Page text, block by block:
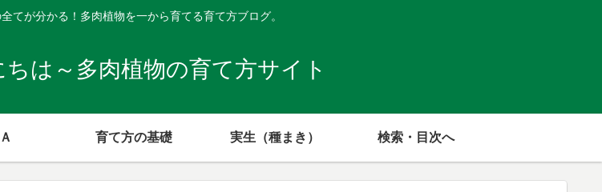
てが分かる！多肉植物を一から育てる育て方ブログ。
は～多肉植物の育て方サイト
育て方の基礎 実生（種まき） 検索・目次へ